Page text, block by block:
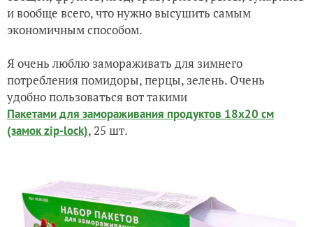
и вообще всего, что нужно высушить самым
экономичным способом.
Я очень люблю замораживать для зимнего
потребления помидоры, перцы, зелень. Очень
удобно пользоваться вот такими
Пакетами для замораживания продуктов 18х20 см
(замок zip-lock), 25 шт.